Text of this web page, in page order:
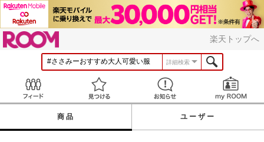
楽天トップへ
詳細検索
見つける お知らせ
商品 ユーザー